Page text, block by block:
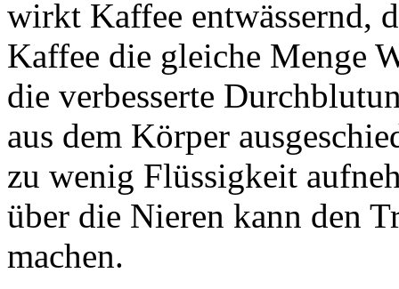
wirkt Kaffee entwässernd,
Kaffee die gleiche Menge
die verbesserte
aus dem Körper
zu wenig Flüssigkeit
über die Nieren kann den
machen.